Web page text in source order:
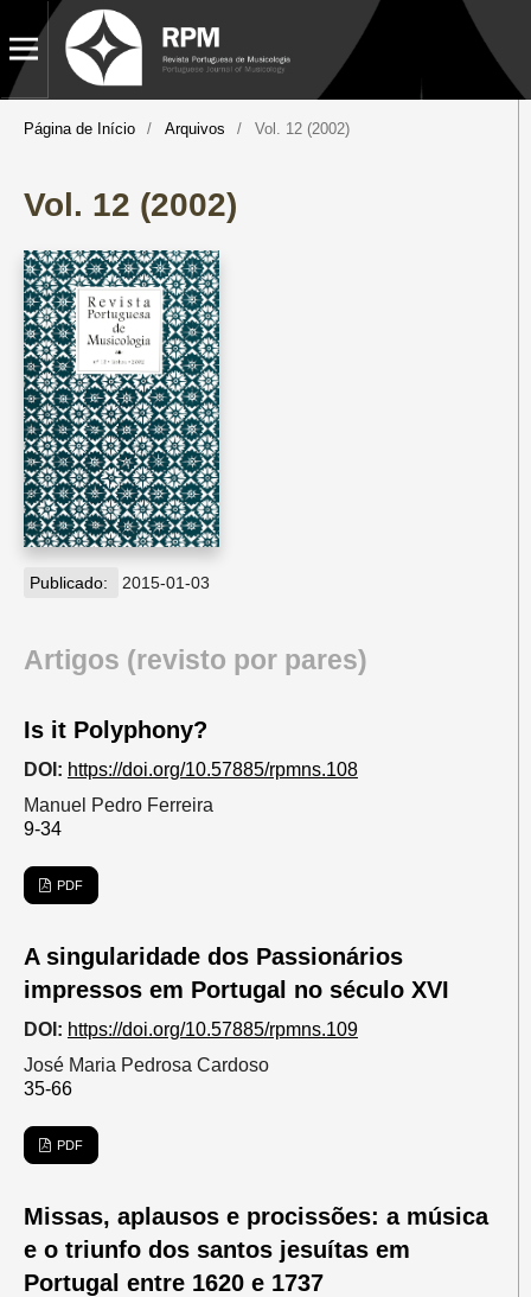
Página de Início / Arquivos / Vol. 12 (2002)
Vol. 12 (2002)
Publicado: 2015-01-03
Artigos (revisto por pares)
Is it Polyphony?
DOI: https://doi.org/10.57885/rpmns.108
Manuel Pedro Ferreira
9-34
PDF
A singularidade dos Passionários
impressos em Portugal no século XVI
DOI: https://doi.org/10.57885/rpmns.109
José Maria Pedrosa Cardoso
35-66
PDF
Missas, aplausos e procissões: a música
e o triunfo dos santos jesuítas em
Portugal entre 1620 e 1737